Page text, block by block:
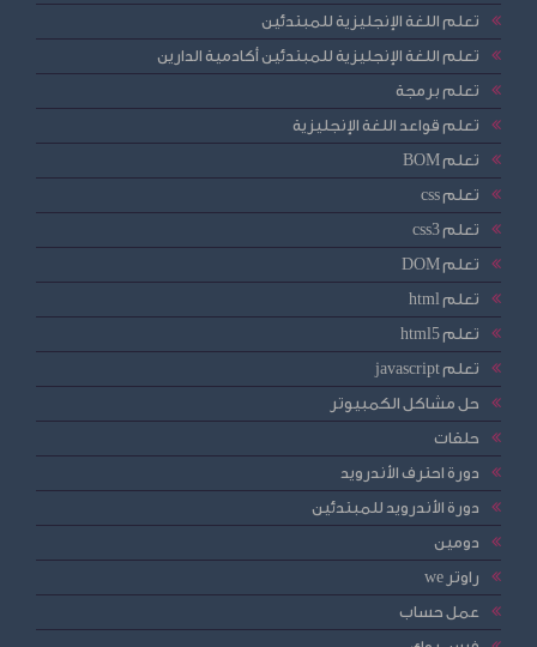
تعلم اللغة الإنجليزية للمبتدئين
تعلم اللغة الإنجليزية للمبتدئين أكادمية الدارين
تعلم برمجة
تعلم قواعد اللغة الإنجليزية
تعلم BOM
تعلم css
تعلم css3
تعلم DOM
تعلم html
تعلم html5
تعلم javascript
حل مشاكل الكمبيوتر
حلقات
دورة احترف الأندرويد
دورة الأندرويد للمبتدئين
دومين
راوتر we
عمل حساب